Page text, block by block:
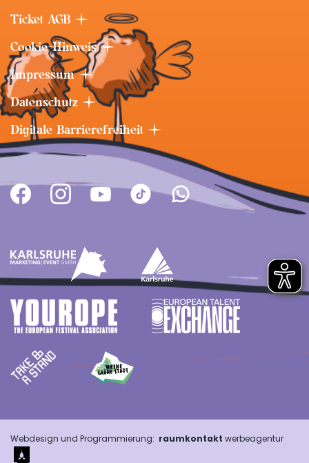
Ticket AGB
Cookie-Hinweis
Impressum
Datenschutz
Digitale Barrierefreiheit
Webdesign und Programmierung: raumkontakt werbeagentur